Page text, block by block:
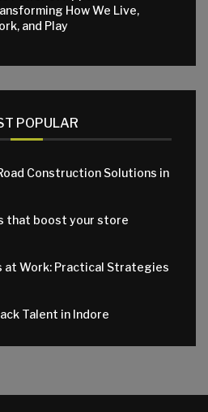
How We Live,
and Play
POPULAR
Construction Solutions in
that boost your store
Work: Practical Strategies
Talent in Indore